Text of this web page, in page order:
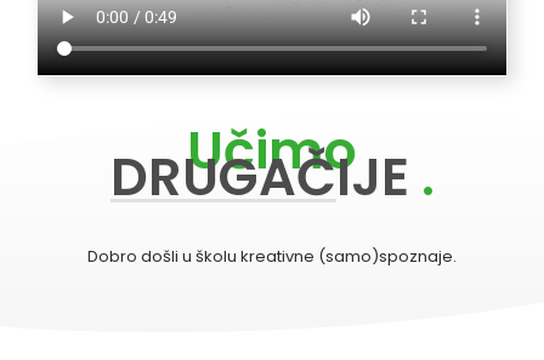
Učimo
DRUGAČIJE .
Dobro došli u školu kreativne (samo)spoznaje.